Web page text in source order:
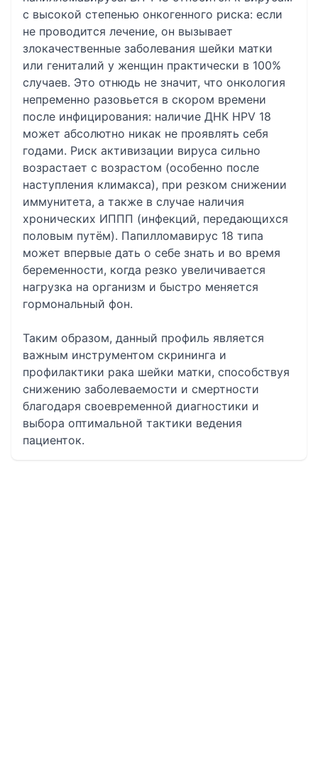
с высокой степенью онкогенного риска: если
не проводится лечение, он вызывает
злокачественные заболевания шейки матки
или гениталий у женщин практически в 100%
случаев. Это отнюдь не значит, что онкология
непременно разовьется в скором времени
после инфицирования: наличие ДНК HPV 18
может абсолютно никак не проявлять себя
годами. Риск активизации вируса сильно
возрастает с возрастом (особенно после
наступления климакса), при резком снижении
иммунитета, а также в случае наличия
хронических ИППП (инфекций, передающихся
половым путём). Папилломавирус 18 типа
может впервые дать о себе знать и во время
беременности, когда резко увеличивается
нагрузка на организм и быстро меняется
гормональный фон.
Таким образом, данный профиль является
важным инструментом скрининга и
профилактики рака шейки матки, способствуя
снижению заболеваемости и смертности
благодаря своевременной диагностики и
выбора оптимальной тактики ведения
пациенток.